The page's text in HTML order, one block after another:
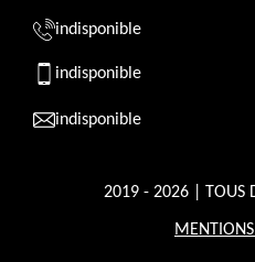
indisponible
indisponible
indisponible
2019 - 2026 | TOUS